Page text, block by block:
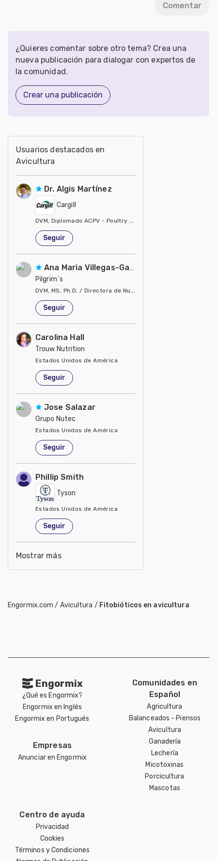
Comentar
¿Quieres comentar sobre otro tema? Crea una
nueva publicación para dialogar con expertos de
la comunidad.
Crear una publicación
Usuarios destacados en
Avicultura
Dr. Algis Martínez
Cargill
DVM, Diplomado ACPV - Poultry Veterinarian North America
Estados Unidos de América
Seguir
Ana Maria Villegas-Gamble
Pilgrim´s
DVM, MS, Ph.D. / Directora de Nutrición
Estados Unidos de América
Seguir
Carolina Hall
Trouw Nutrition
Estados Unidos de América
Seguir
Jose Salazar
Grupo Nutec
Estados Unidos de América
Seguir
Phillip Smith
Tyson
Estados Unidos de América
Seguir
Mostrar más
Engormix.com / Avicultura / Fitobióticos en avicultura
Engormix
¿Qué es Engormix?
Engormix en Inglés
Engormix en Portugués
Empresas
Anunciar en Engormix
Comunidades en
Español
Agricultura
Balanceados - Piensos
Avicultura
Ganadería
Lechería
Micotoxinas
Porcicultura
Mascotas
Centro de ayuda
Privacidad
Cookies
Términos y Condiciones